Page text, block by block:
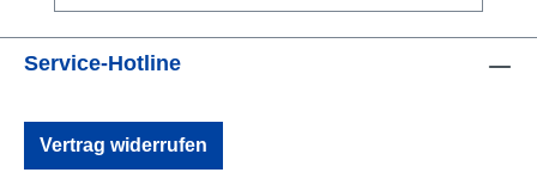
Service-Hotline
Vertrag widerrufen